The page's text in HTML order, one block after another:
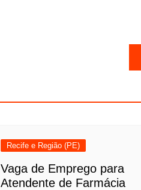
Recife e Região (PE)
Vaga de Emprego para
Atendente de Farmácia